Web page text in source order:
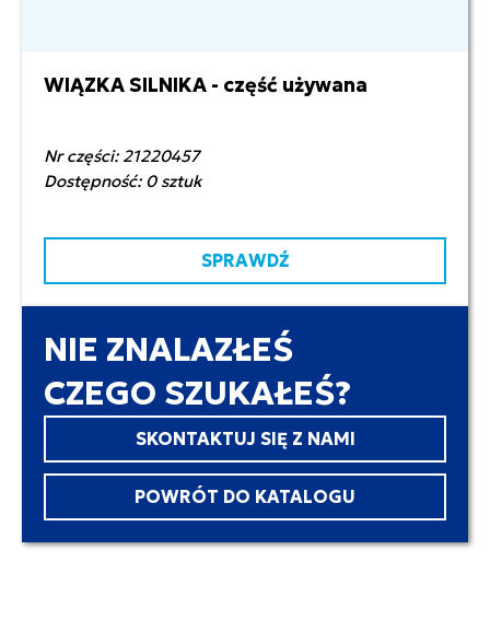
1 150,00 zł netto
WIĄZKA SILNIKA - część używana
Nr części: 21220457
Dostępność: 0 sztuk
SPRAWDŹ
NIE ZNALAZŁEŚ
CZEGO SZUKAŁEŚ?
SKONTAKTUJ SIĘ Z NAMI
POWRÓT DO KATALOGU